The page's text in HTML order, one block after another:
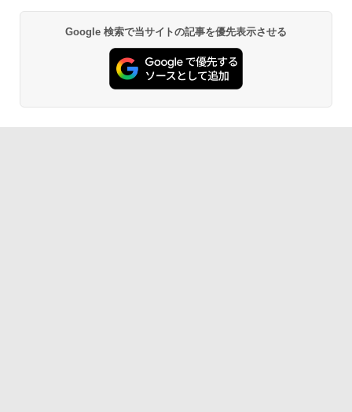
Google 検索で当サイトの記事を優先表示させる